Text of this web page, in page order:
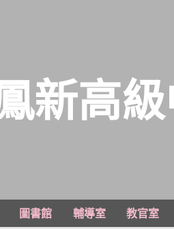
新高
圖書館 輔導室 教官室